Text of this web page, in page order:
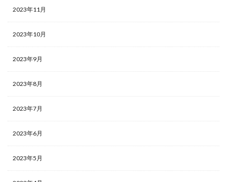
2023年11月
2023年10月
2023年9月
2023年8月
2023年7月
2023年6月
2023年5月